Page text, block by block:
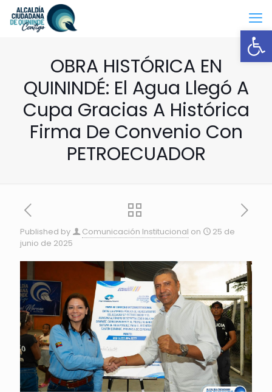
OBRA HISTÓRICA EN
QUININDÉ: El Agua Llegó A
Cupa Gracias A Histórica
Firma De Convenio Con
PETROECUADOR
Published by Comunicación Institucional on
25 de
junio de 2025